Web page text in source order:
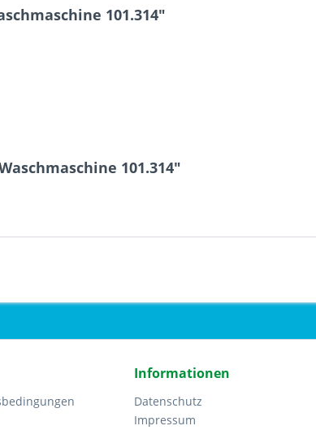
101.314"
101.314"
Informationen
Datenschutz
Impressum